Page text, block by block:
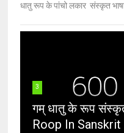
धातु रूप के पांचो लकार संस्कृत
3
गम् धातु के रूप
Roop In Sanskrit